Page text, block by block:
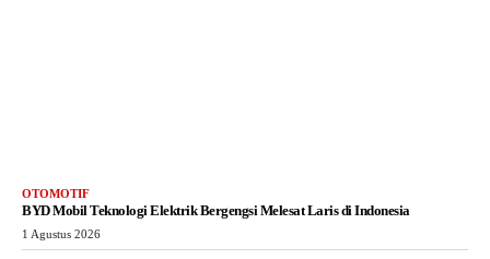
OTOMOTIF
BYD Mobil Teknologi Elektrik Bergengsi Melesat Laris di Indonesia
1 Agustus 2026